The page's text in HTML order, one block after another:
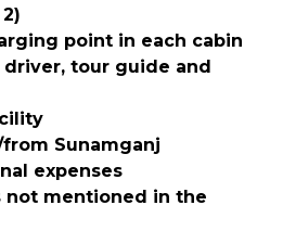
point in each cabin
driver, tour guide and
Sunamganj
expenses
not mentioned in the